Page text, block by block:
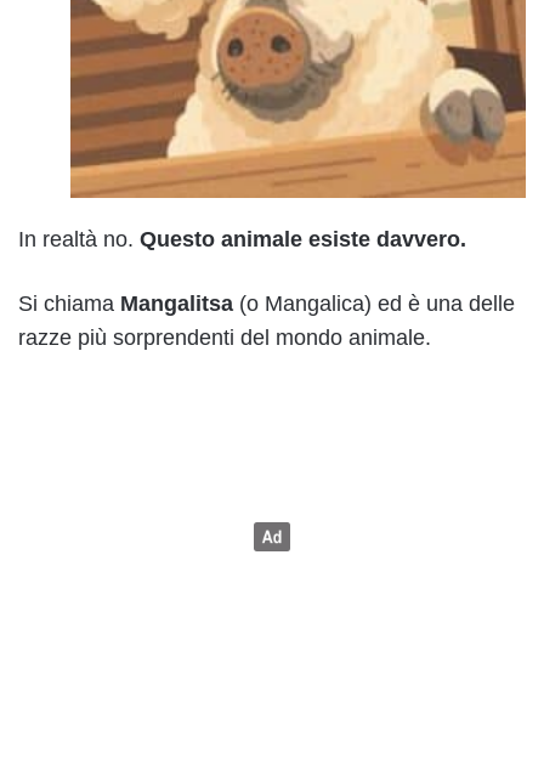
In realtà no. Questo animale esiste davvero.
Si chiama Mangalitsa (o Mangalica) ed è una delle
razze più sorprendenti del mondo animale.